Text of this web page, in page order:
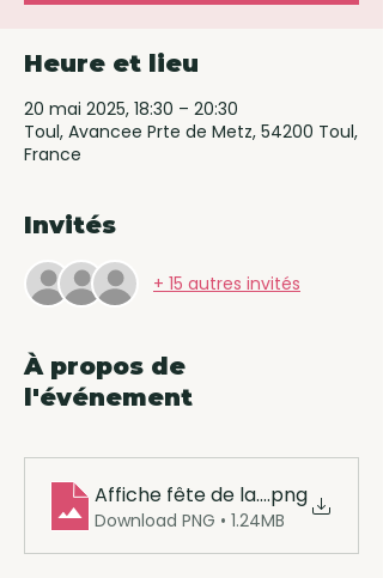
Heure et lieu
20 mai 2025, 18:30 – 20:30
Toul, Avancee Prte de Metz, 54200 Toul,
France
Invités
+ 15 autres invités
À propos de
l'événement
Affiche fête de la nature (1)
.png
Download PNG • 1.24MB